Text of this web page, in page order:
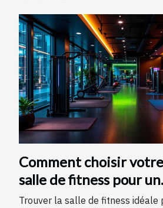
Comment choisir
salle de fitness pour un
entraînement optimal
Trouver la salle de fitness idéale